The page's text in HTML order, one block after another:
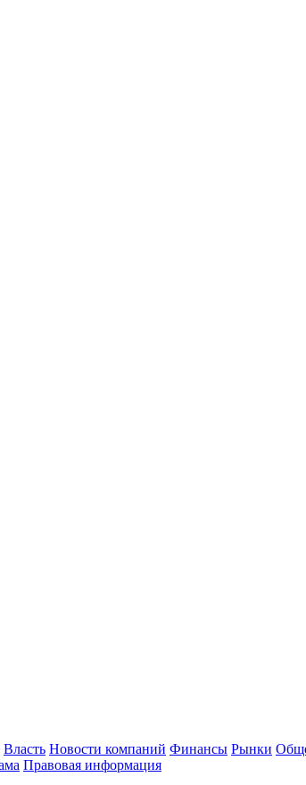
Власть Новости компаний Финансы Рынки
Правовая информация